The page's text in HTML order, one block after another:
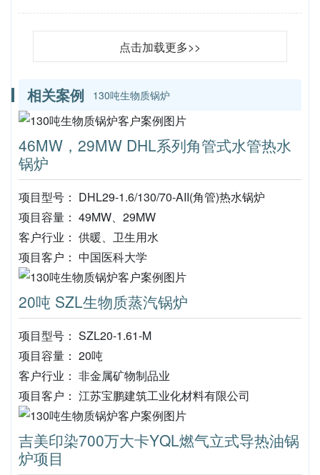
点击加载更多>>
相关案例 130吨生物质锅炉
46MW，29MW DHL系列角管式水管热水
锅炉
项目型号： DHL29-1.6/130/70-AII(角管)热水锅炉
项目容量： 49MW、29MW
客户行业： 供暖、卫生用水
项目客户： 中国医科大学
20吨 SZL生物质蒸汽锅炉
项目型号： SZL20-1.61-M
项目容量： 20吨
客户行业： 非金属矿物制品业
项目客户： 江苏宝鹏建筑工业化材料有限公司
吉美印染700万大卡YQL燃气立式导热油锅
炉项目